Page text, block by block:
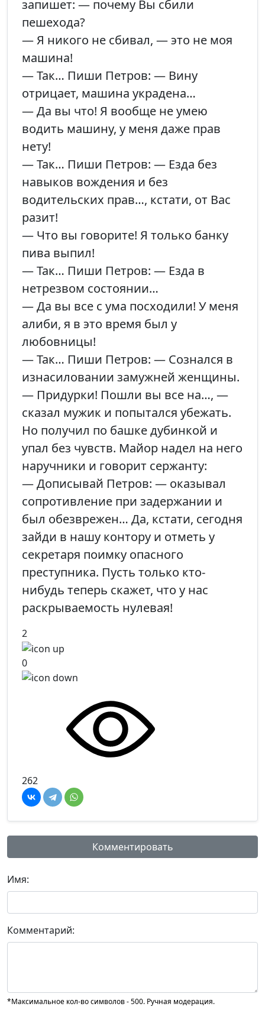
запишет: — почему Вы сбили
пешехода?
— Я никого не сбивал, — это не моя
машина!
— Так… Пиши Петров: — Вину
отрицает, машина украдена…
— Да вы что! Я вообще не умею
водить машину, у меня даже прав
нету!
— Так… Пиши Петров: — Езда без
навыков вождения и без
водительских прав…, кстати, от Вас
разит!
— Что вы говорите! Я только банку
пива выпил!
— Так… Пиши Петров: — Езда в
нетрезвом состоянии…
— Да вы все с ума посходили! У меня
алиби, я в это время был у
любовницы!
— Так… Пиши Петров: — Сознался в
изнасиловании замужней женщины.
— Придурки! Пошли вы все на…, —
сказал мужик и попытался убежать.
Но получил по башке дубинкой и
упал без чувств. Майор надел на него
наручники и говорит сержанту:
— Дописывай Петров: — оказывал
сопротивление при задержании и
был обезврежен… Да, кстати, сегодня
зайди в нашу контору и отметь у
секретаря поимку опасного
преступника. Пусть только кто-
нибудь теперь скажет, что у нас
раскрываемость нулевая!
2
0
262
Комментировать
Имя:
Комментарий:
*Максимальное кол-во символов - 500. Ручная модерация.